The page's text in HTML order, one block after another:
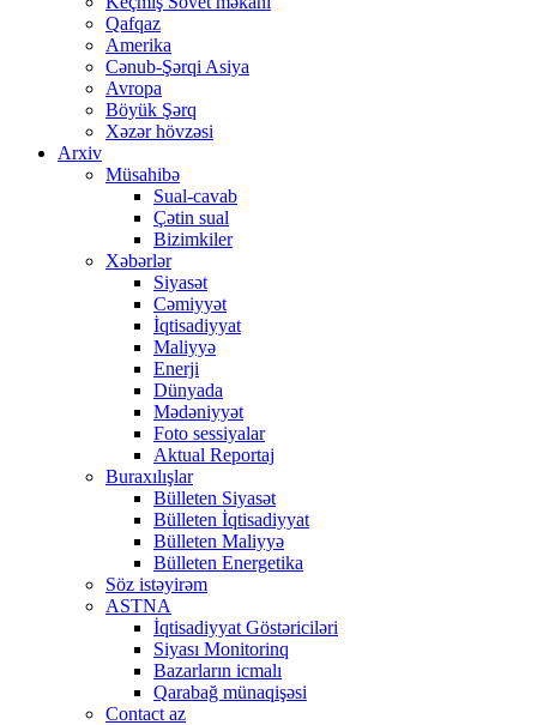
Qafqaz
Amerika
Cənub-Şərqi Asiya
Avropa
Böyük Şərq
Xəzər hövzəsi
Arxiv
Müsahibə
Sual-cavab
Çətin sual
Bizimkiler
Xəbərlər
Siyasət
Cəmiyyət
İqtisadiyyat
Maliyyə
Enerji
Dünyada
Mədəniyyət
Foto sessiyalar
Aktual Reportaj
Buraxılışlar
Bülleten Siyasət
Bülleten İqtisadiyyat
Bülleten Maliyyə
Bülleten Energetika
Söz istəyirəm
ASTNA
İqtisadiyyat Göstəriciləri
Siyası Monitorinq
Bazarların icmalı
Qarabağ münaqişəsi
Contact az